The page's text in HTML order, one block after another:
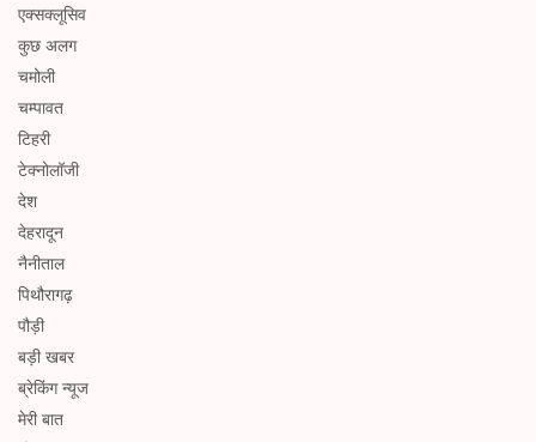
एक्सक्लूसिव
कुछ अलग
चमोली
चम्पावत
टिहरी
टेक्नोलॉजी
देश
देहरादून
नैनीताल
पिथौरागढ़
पौड़ी
बड़ी खबर
ब्रेकिंग न्यूज
मेरी बात